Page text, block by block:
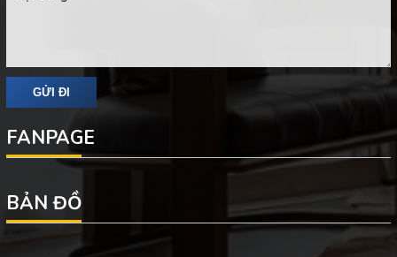
FANPAGE
BẢN ĐỒ